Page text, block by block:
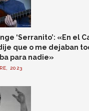
‘Serranito’: «En el
que o me dejaban
para nadie»
2023